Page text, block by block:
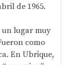
de 1965.
lugar muy
como
En Ubrique,